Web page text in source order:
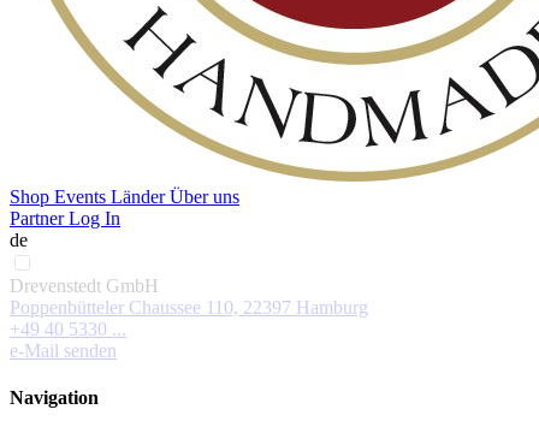
Shop Events LänderÜber uns
Partner Log In
de
Drevenstedt GmbH
Poppenbütteler Chaussee 110, 22397 Hamburg
+49 40 5330 ...
e-Mail senden
Navigation